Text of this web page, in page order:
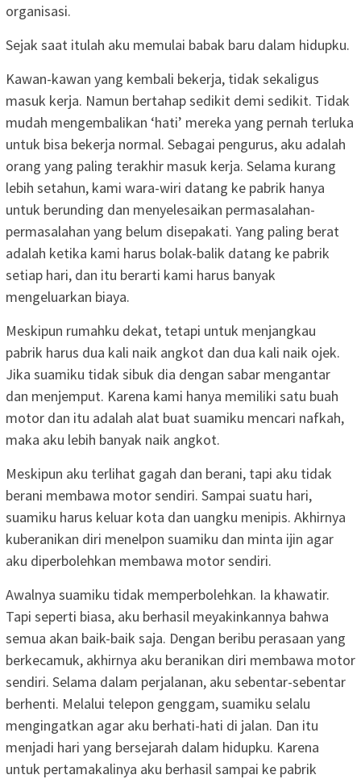
organisasi.
Sejak saat itulah aku memulai babak baru dalam hidupku.
Kawan-kawan yang kembali bekerja, tidak sekaligus
masuk kerja. Namun bertahap sedikit demi sedikit. Tidak
mudah mengembalikan ‘hati’ mereka yang pernah terluka
untuk bisa bekerja normal. Sebagai pengurus, aku adalah
orang yang paling terakhir masuk kerja. Selama kurang
lebih setahun, kami wara-wiri datang ke pabrik hanya
untuk berunding dan menyelesaikan permasalahan-
permasalahan yang belum disepakati. Yang paling berat
adalah ketika kami harus bolak-balik datang ke pabrik
setiap hari, dan itu berarti kami harus banyak
mengeluarkan biaya.
Meskipun rumahku dekat, tetapi untuk menjangkau
pabrik harus dua kali naik angkot dan dua kali naik ojek.
Jika suamiku tidak sibuk dia dengan sabar mengantar
dan menjemput. Karena kami hanya memiliki satu buah
motor dan itu adalah alat buat suamiku mencari nafkah,
maka aku lebih banyak naik angkot.
Meskipun aku terlihat gagah dan berani, tapi aku tidak
berani membawa motor sendiri. Sampai suatu hari,
suamiku harus keluar kota dan uangku menipis. Akhirnya
kuberanikan diri menelpon suamiku dan minta ijin agar
aku diperbolehkan membawa motor sendiri.
Awalnya suamiku tidak memperbolehkan. Ia khawatir.
Tapi seperti biasa, aku berhasil meyakinkannya bahwa
semua akan baik-baik saja. Dengan beribu perasaan yang
berkecamuk, akhirnya aku beranikan diri membawa motor
sendiri. Selama dalam perjalanan, aku sebentar-sebentar
berhenti. Melalui telepon genggam, suamiku selalu
mengingatkan agar aku berhati-hati di jalan. Dan itu
menjadi hari yang bersejarah dalam hidupku. Karena
untuk pertamakalinya aku berhasil sampai ke pabrik